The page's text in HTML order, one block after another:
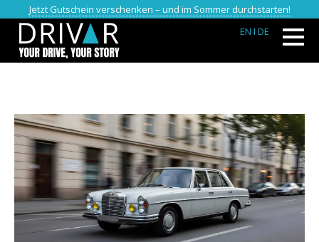
Jetzt Gutschein verschenken – und im Sommer durchstarten!
EN I DE